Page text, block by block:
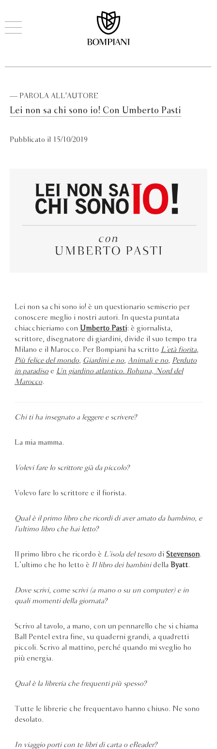
— PAROLA ALL'AUTORE
Lei non sa chi sono io! Con Umberto Pasti
Pubblicato il 15/10/2019
Lei non sa chi sono io! è un questionario semiserio per
conoscere meglio i nostri autori. In questa puntata
chiacchieriamo con Umberto Pasti: è giornalista,
scrittore, disegnatore di giardini, divide il suo tempo tra
Milano e il Marocco. Per Bompiani ha scritto L’età fiorita
Più felice del mondo
Giardini e no Animali e no
Perduto
in paradiso e Un giardino atlantico. Rohuna, Nord del
Marocco.
Chi ti ha insegnato a leggere e scrivere?
La mia mamma.
Volevi fare lo scrittore già da piccolo?
Volevo fare lo scrittore e il fiorista.
Qual è il primo libro che ricordi di aver amato da bambino, e
l’ultimo libro che hai letto?
Il primo libro che ricordo è L’isola del tesoro di Stevenson.
L’ultimo che ho letto è Il libro dei bambinidella Byatt.
Dove scrivi, come scrivi (a mano o su un computer) e in
quali momenti della giornata?
Scrivo al tavolo, a mano, con un pennarello che si chiama
Ball Pentel extra fine, su quaderni grandi, a quadretti
piccoli. Scrivo al mattino, perché quando mi sveglio ho
più energia.
Qual è la libreria che frequenti più spesso?
Tutte le librerie che frequentavo hanno chiuso. Ne sono
desolato.
In viaggio porti con te libri di carta o eReader?